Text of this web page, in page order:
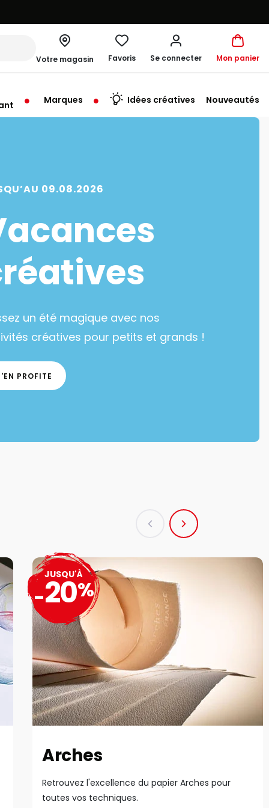
Votre magasin Favoris Se connecter Mon panier
Marques Idées créatives Nouveautés
09.08.2026
un été magique avec nos
créatives pour petits et grands !
PROFITE
Arches
Retrouvez l'excellence du papier Arches pour
toutes vos techniques.
JUSQU'À
-20%